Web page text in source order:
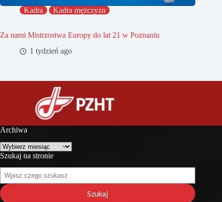
Kadra Kadra mężczyzn
Za nami Mistrzostwa Europy do lat 21 w Poznaniu
1 tydzień ago
Archiwa
Archiwa
Szukaj na stronie
Szukaj
na
stronie
Szukaj